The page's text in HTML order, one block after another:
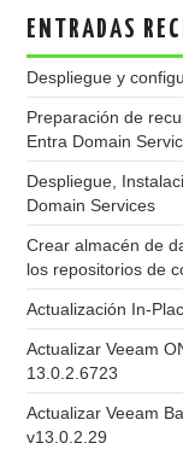
ENTRADAS
Despliegue y
Preparación de
Entra Domain
Despliegue,
Domain Services
Crear almacén de
los repositorios de
Actualización In-
Actualizar Veeam
13.0.2.6723
Actualizar Veeam
v13.0.2.29